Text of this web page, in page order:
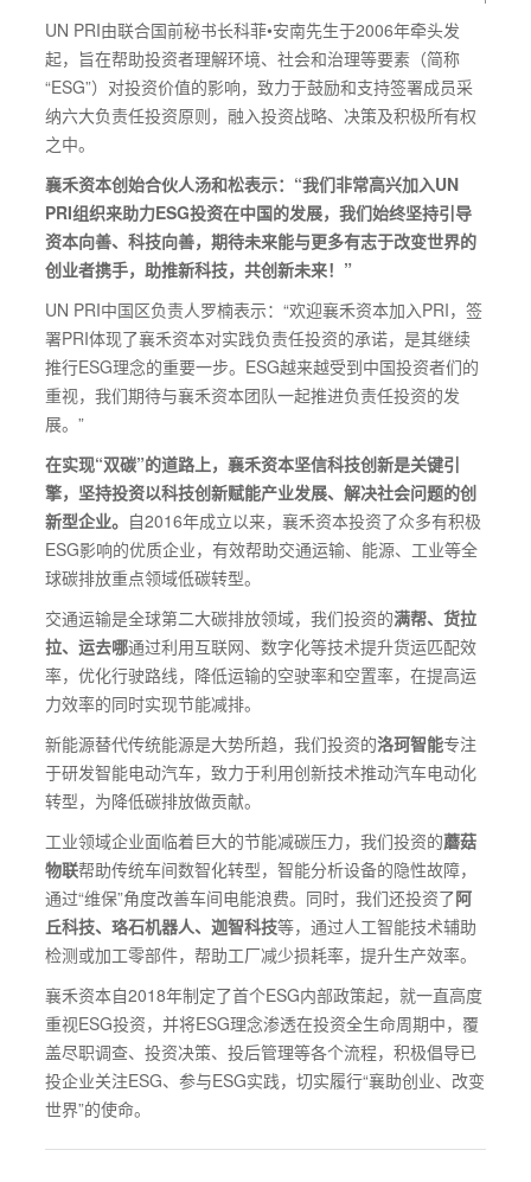
UN PRI由联合国前秘书长科菲•安南先生于2006年牵头发
起，旨在帮助投资者理解环境、社会和治理等要素（简称
“ESG”）对投资价值的影响，致力于鼓励和支持签署成员采
纳六大负责任投资原则，融入投资战略、决策及积极所有权
之中。
襄禾资本创始合伙人汤和松表示：“我们非常高兴加入UN
PRI组织来助力ESG投资在中国的发展，我们始终坚持引导
资本向善、科技向善，期待未来能与更多有志于改变世界的
创业者携手，助推新科技，共创新未来！”
UN PRI中国区负责人罗楠表示：“欢迎襄禾资本加入PRI，签
署PRI体现了襄禾资本对实践负责任投资的承诺，是其继续
推行ESG理念的重要一步。ESG越来越受到中国投资者们的
重视，我们期待与襄禾资本团队一起推进负责任投资的发
展。”
在实现“双碳”的道路上，襄禾资本坚信科技创新是关键引
擎，坚持投资以科技创新赋能产业发展、解决社会问题的创
新型企业。 自2016年成立以来，襄禾资本投资了众多有积极
ESG影响的优质企业，有效帮助交通运输、能源、工业等全
球碳排放重点领域低碳转型。
交通运输是全球第二大碳排放领域，我们投资的满帮、货拉
拉、运去哪通过利用互联网、数字化等技术提升货运匹配效
率，优化行驶路线，降低运输的空驶率和空置率，在提高运
力效率的同时实现节能减排。
新能源替代传统能源是大势所趋，我们投资的洛珂智能专注
于研发智能电动汽车，致力于利用创新技术推动汽车电动化
转型，为降低碳排放做贡献。
工业领域企业面临着巨大的节能减碳压力，我们投资的蘑菇
物联帮助传统车间数智化转型，智能分析设备的隐性故障，
通过“维保”角度改善车间电能浪费。同时，我们还投资了阿
丘科技、珞石机器人、迦智科技等，通过人工智能技术辅助
检测或加工零部件，帮助工厂减少损耗率，提升生产效率。
襄禾资本自2018年制定了首个ESG内部政策起，就一直高度
重视ESG投资，并将ESG理念渗透在投资全生命周期中，覆
盖尽职调查、投资决策、投后管理等各个流程，积极倡导已
投企业关注ESG、参与ESG实践，切实履行“襄助创业、改变
世界”的使命。